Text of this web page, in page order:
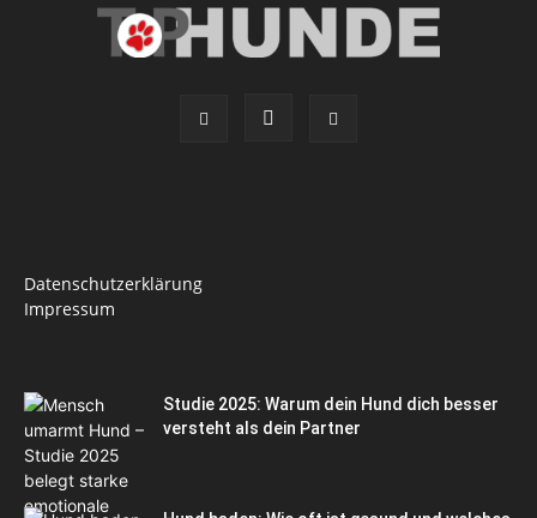
Datenschutzerklärung
Impressum
Studie 2025: Warum dein Hund dich besser
versteht als dein Partner